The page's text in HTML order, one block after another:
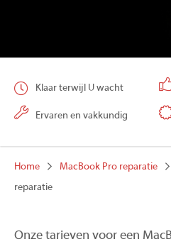
Klaar terwijl U wacht
Ervaren en vakkundig
Home MacBook Pro reparatie
reparatie
Onze tarieven voor een